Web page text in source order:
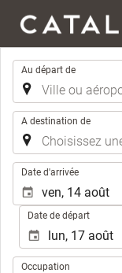
Trajet
Au départ de
A destination de
Date d'arrivée
Date de départ
Occupation
Occupation